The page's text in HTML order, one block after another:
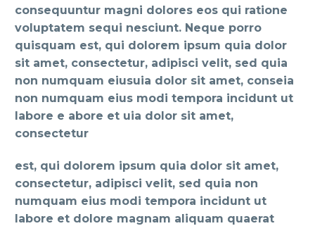
consequuntur magni dolores eos qui ratione
voluptatem sequi nesciunt. Neque porro
quisquam est, qui dolorem ipsum quia dolor
sit amet, consectetur, adipisci velit, sed quia
non numquam eiusuia dolor sit amet, conseia
non numquam eius modi tempora incidunt ut
labore e abore et uia dolor sit amet,
consectetur
est, qui dolorem ipsum quia dolor sit amet,
consectetur, adipisci velit, sed quia non
numquam eius modi tempora incidunt ut
labore et dolore magnam aliquam quaerat